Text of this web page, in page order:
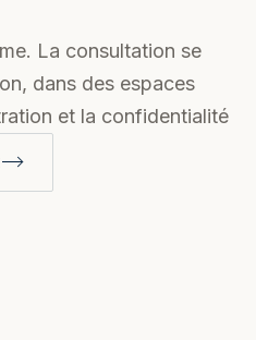
La consultation se
dans des espaces
et la confidentialité